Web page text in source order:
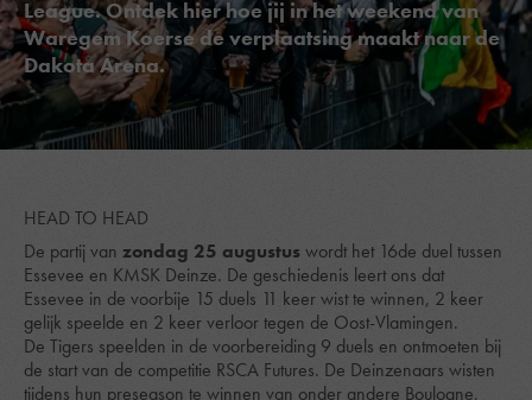
League. Ontdek hier hoe jij in het weekend van
Waregem Koerse de verplaatsing maakt naar de
Dakota Arena.
HEAD TO HEAD
De partij van zondag 25 augustuswordt het 16de duel tussen
Essevee en KMSK Deinze. De geschiedenis leert ons dat
Essevee in de voorbije 15 duels 11 keer wist te winnen, 2 keer
gelijk speelde en 2 keer verloor tegen de Oost-Vlamingen.
De Tigers speelden in de voorbereiding 9 duels en ontmoeten bij
de start van de competitie RSCA Futures. De Deinzenaars wisten
tijdens hun preseason te winnen van onder andere Boulogne,